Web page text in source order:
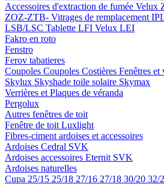
Accessoires d'extraction de fumée Velux
ZOZ-ZTB- Vitrages de remplacement
LSB/LSC Tablette LFI Velux LEI
Fakro en roto
Fenstro
Ferov tabatieres
Coupoles Coupoles Costières Fenêtres et
Skylux Skyshade toile solaire Skymax
Verrières et Plaques de véranda
Pergolux
Autres fenêtres de toit
Fenêtre de toit Luxlight
Fibres-ciment ardoises et accessoires
Ardoises Cedral SVK
Ardoises accessoires Eternit SVK
Ardoises naturelles
Cupa 25/15 25/18 27/16 27/18 30/20 32/